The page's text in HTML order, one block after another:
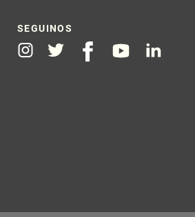
SEGUINOS
InstagramTwitter FacebookYoutubeLinkedin